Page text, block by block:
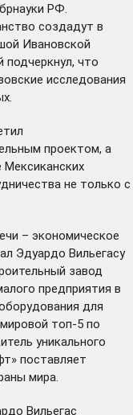
РФ.
создадут в
Ивановской
подчеркнул, что
исследования
проектом, а
Мексиканских
не только с
– экономическое
Эдуардо Вильегасу
завод
предприятия в
для
топ-5 по
уникального
поставляет
мира.
Вильегас